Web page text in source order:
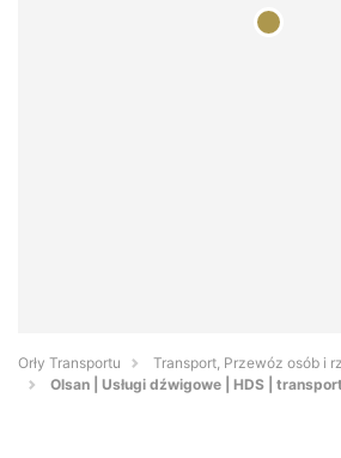
Orły Transportu
Transport, Przewóz osób i
Olsan | Usługi dźwigowe | HDS |